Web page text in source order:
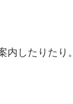
したりたり。